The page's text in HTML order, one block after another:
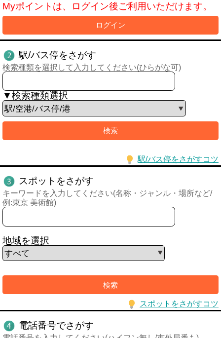
Myポイントは、ログイン後ご利用いただけます。
ログイン
駅/バス停をさがす
検索種類を選択して入力してください(ひらがな可)
▼検索種類選択
駅/バス停をさがすコツ
スポットをさがす
キーワードを入力してください(名称・ジャンル・場所など/
例:東京 美術館)
地域を選択
スポットをさがすコツ
電話番号でさがす